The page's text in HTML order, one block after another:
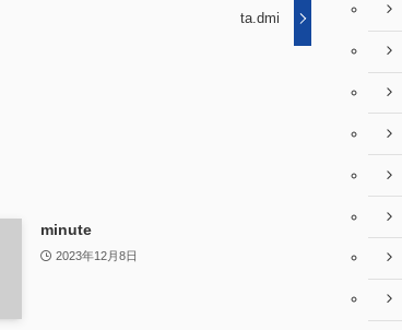
ta.dmi
minute
2023年12月8日